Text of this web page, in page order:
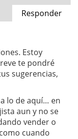
Responder
Estoy
te pondré
sugerencias,
lo de aquí… en
aun y no se
vender o
cuando